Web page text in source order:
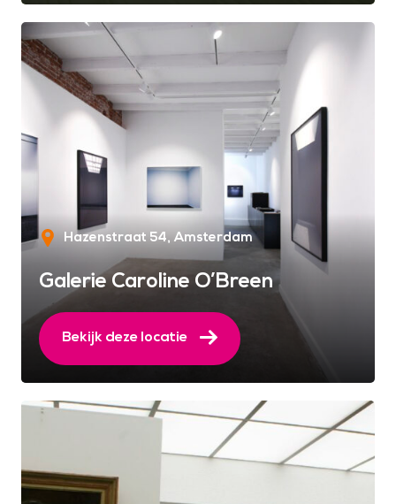
Hazenstraat 54 Amsterdam
Galerie Caroline O’Breen
Bekijk deze locatie